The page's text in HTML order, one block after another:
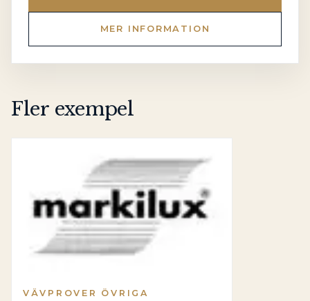
MER INFORMATION
Fler exempel
VÄVPROVER ÖVRIGA